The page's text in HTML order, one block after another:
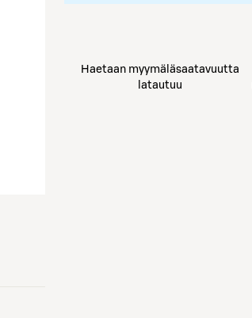
Haetaan myymäläsaatavuutta
latautuu